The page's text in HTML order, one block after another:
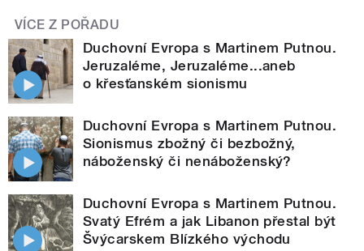
VÍCE Z POŘADU
Duchovní Evropa s Martinem Putnou.
Jeruzaléme, Jeruzaléme...aneb
o křesťanském sionismu
Duchovní Evropa s Martinem Putnou.
Sionismus zbožný či bezbožný,
náboženský či nenáboženský?
Duchovní Evropa s Martinem Putnou.
Svatý Efrém a jak Libanon přestal být
Švýcarskem Blízkého východu